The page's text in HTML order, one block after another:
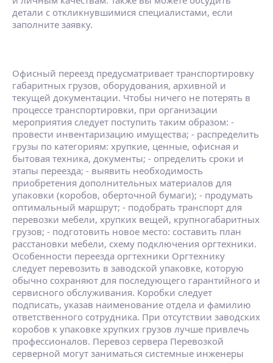
детали с откликнувшимися специалистами, если
заполните заявку.
Офисный переезд предусматривает транспортировку
габаритных грузов, оборудования, архивной и
текущей документации. Чтобы ничего не потерять в
процессе транспортировки, при организации
мероприятия следует поступить таким образом: -
провести инвентаризацию имущества; - распределить
грузы по категориям: хрупкие, ценные, офисная и
бытовая техника, документы; - определить сроки и
этапы переезда; - выявить необходимость
приобретения дополнительных материалов для
упаковки (коробов, оберточной бумаги); - продумать
оптимальный маршрут; - подобрать транспорт для
перевозки мебели, хрупких вещей, крупногабаритных
грузов; - подготовить новое место: составить план
расстановки мебели, схему подключения оргтехники.
Особенности переезда оргтехники Оргтехнику
следует перевозить в заводской упаковке, которую
обычно сохраняют для последующего гарантийного и
сервисного обслуживания. Коробки следует
подписать, указав наименование отдела и фамилию
ответственного сотрудника. При отсутствии заводских
коробов к упаковке хрупких грузов лучше привлечь
профессионалов. Перевоз сервера Перевозкой
серверной могут заниматься системные инженеры